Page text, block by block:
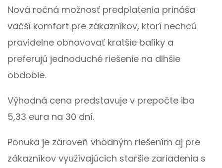
Nová ročná možnosť predplatenia prináša
väčší komfort pre zákazníkov, ktorí nechcú
pravidelne obnovovať kratšie balíky a
preferujú jednoduché riešenie na dlhšie
obdobie.
Výhodná cena predstavuje v prepočte iba
5,33 eura na 30 dní.
Ponuka je zároveň vhodným riešením aj pre
zákazníkov využívajúcich staršie zariadenia s